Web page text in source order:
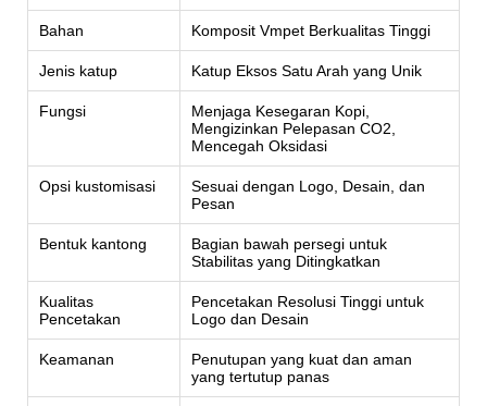
Bahan Komposit Vmpet Berkualitas Tinggi
Jenis katup Katup Eksos Satu Arah yang Unik
Fungsi
Menjaga Kesegaran Kopi,
Mengizinkan Pelepasan CO2,
Mencegah Oksidasi
Opsi kustomisasi
Sesuai dengan Logo, Desain, dan
Pesan
Bentuk kantong
Bagian bawah persegi untuk
Stabilitas yang Ditingkatkan
Kualitas
Pencetakan
Pencetakan Resolusi Tinggi untuk
Logo dan Desain
Keamanan
Penutupan yang kuat dan aman
yang tertutup panas